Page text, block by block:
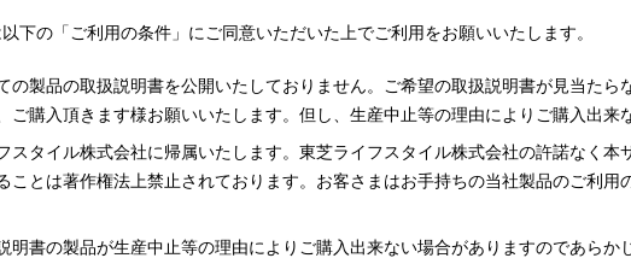
下の「ご利用の条件」にご同意いただいた上でご利用をお願いいたします。
の製品の取扱説明書を公開いたしておりません。ご希望の取扱説明書が見当た
ご購入頂きます様お願いいたします。但し、生産中止等の理由によりご購入出来
スタイル株式会社に帰属いたします。東芝ライフスタイル株式会社の許諾なく
ことは著作権法上禁止されております。お客さまはお手持ちの当社製品のご利
明書の製品が生産中止等の理由によりご購入出来ない場合がありますのであらか